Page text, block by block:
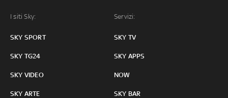
I siti Sky:
SKY SPORT
SKY TG24
SKY VIDEO
SKY ARTE
Servizi:
SKY TV
SKY APPS
NOW
SKY BAR